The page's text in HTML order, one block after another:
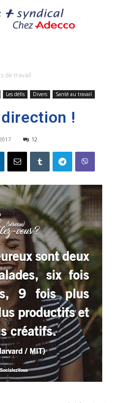
de travail
Les défis Divers Santé au travail
!
12